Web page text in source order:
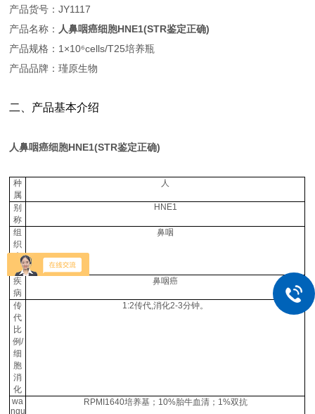
产品货号：JY1117
产品名称： 人鼻咽癌细胞HNE1(STR鉴定正确)
产品规格：1×10⁶cells/T25培养瓶
产品品牌：瑾原生物
二、产品基本介绍
人鼻咽癌细胞HNE1(STR鉴定正确)
种
属
人
别
称
HNE1
组
织
来
源
鼻咽
疾
病
鼻咽癌
传
代
比
例/
细
胞
消
化
1:2传代,消化2-3分钟。
wa
nqu
RPMI1640培养基；10%胎牛血清；1%双抗